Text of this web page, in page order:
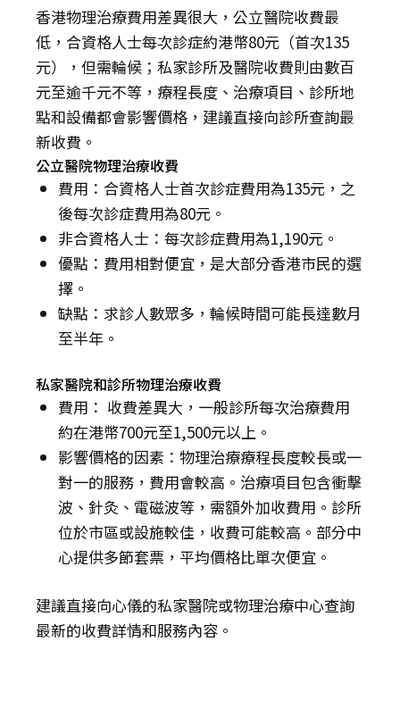
香港物理治療費用差異很大，公立醫院收費最
低，合資格人士每次診症約港幣80元（首次135
元），但需輪候；私家診所及醫院收費則由數百
元至逾千元不等，療程長度、治療項目、診所地
點和設備都會影響價格，建議直接向診所查詢最
新收費。
公立醫院物理治療收費
費用：合資格人士首次診症費用為135元，之
後每次診症費用為80元。
非合資格人士：每次診症費用為1,190元。
優點：費用相對便宜，是大部分香港市民的選
擇。
缺點：求診人數眾多，輪候時間可能長達數月
至半年。
私家醫院和診所物理治療收費
費用： 收費差異大，一般診所每次治療費用
約在港幣700元至1,500元以上。
影響價格的因素：物理治療療程長度較長或一
對一的服務，費用會較高。治療項目包含衝擊
波、針灸、電磁波等，需額外加收費用。診所
位於市區或設施較佳，收費可能較高。部分中
心提供多節套票，平均價格比單次便宜。
建議直接向心儀的私家醫院或物理治療中心查詢
最新的收費詳情和服務內容。